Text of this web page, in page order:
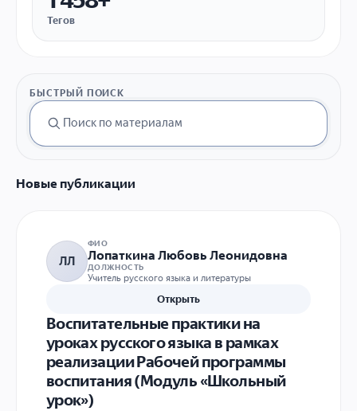
Тегов
БЫСТРЫЙ ПОИСК
Новые публикации
ЛЛ
ФИО
Лопаткина Любовь Леонидовна
ДОЛЖНОСТЬ
Учитель русского языка и литературы
Открыть
Воспитательные практики на
уроках русского языка в рамках
реализации Рабочей программы
воспитания (Модуль «Школьный
урок»)